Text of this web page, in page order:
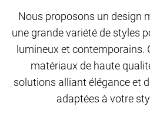
Nous proposons un design
une grande variété de styles
lumineux et contemporains.
matériaux de haute
solutions alliant élégance et
adaptées à votre